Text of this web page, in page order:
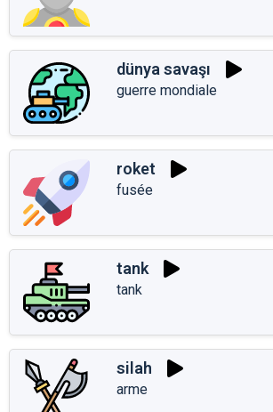
dünya savaşı
guerre mondiale
roket
fusée
tank
tank
silah
arme